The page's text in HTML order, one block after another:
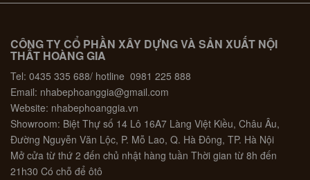
CÔNG TY CỔ PHẦN XÂY DỰNG VÀ SẢN XUẤT NỘI
THẤT HOÀNG GIA
Tel: 0435 335 688/ hotline 0981 225 888
Email: nhabephoanggia@gmail.com
Website: nhabephoanggia.vn
Showroom: Biệt Thự số 14 Lô 16A7 Làng Việt Kiều, Châu Âu,
Đường Nguyễn Văn Lộc, P. Mỗ Lao, Q. Hà Đông, TP. Hà Nội
Mở cửa từ thứ 2 đến chủ nhật hàng tuần Thời gian từ 8h đến
21h30 Có chỗ để ôtô